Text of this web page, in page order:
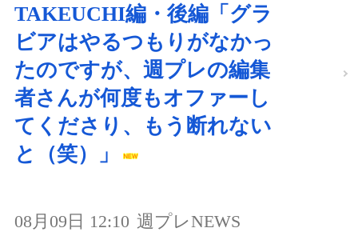
TAKEUCHI編・後編「グラ
ビアはやるつもりがなかっ
たのですが、週プレの編集
者さんが何度もオファーし
てくださり、もう断れない
と（笑）」
08月09日 12:10 週プレNEWS